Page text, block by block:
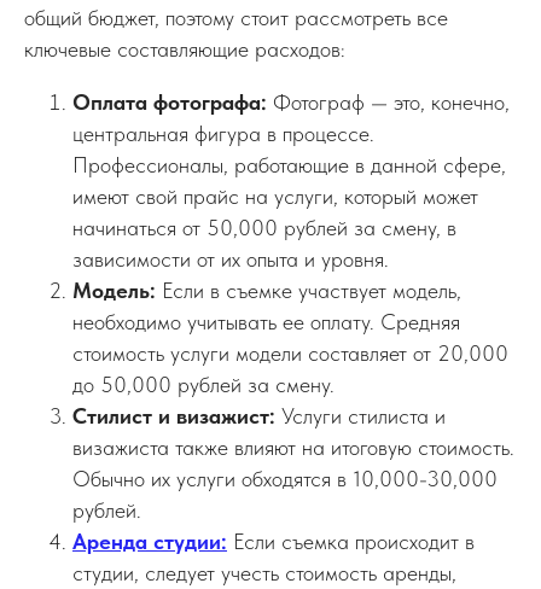
общий бюджет, поэтому стоит рассмотреть все
ключевые составляющие расходов:
Оплата фотографа: Фотограф — это, конечно,
центральная фигура в процессе.
Профессионалы, работающие в данной сфере,
имеют свой прайс на услуги, который может
начинаться от 50,000 рублей за смену, в
зависимости от их опыта и уровня.
Модель: Если в съемке участвует модель,
необходимо учитывать ее оплату. Средняя
стоимость услуги модели составляет от 20,000
до 50,000 рублей за смену.
Стилист и визажист: Услуги стилиста и
визажиста также влияют на итоговую стоимость.
Обычно их услуги обходятся в 10,000-30,000
рублей.
Аренда студии: Если съемка происходит в
студии, следует учесть стоимость аренды,